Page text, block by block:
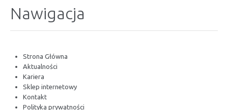
Nawigacja
Strona Główna
Aktualności
Kariera
Sklep internetowy
Kontakt
Polityka prywatności